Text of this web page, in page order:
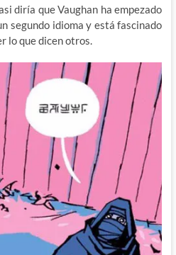
diría que Vaughan ha empezado
segundo idioma y está fascinado
lo que dicen otros.